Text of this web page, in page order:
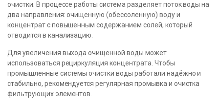
очистки. В процессе работы система разделяет поток воды на
два направления: очищенную (обессоленную) воду и
концентрат с повышенным содержанием солей, который
отводится в канализацию.
Для увеличения выхода очищенной воды может
использоваться рециркуляция концентрата. Чтобы
промышленные системы очистки воды работали надёжно и
стабильно, рекомендуется регулярная промывка и очистка
фильтрующих элементов.